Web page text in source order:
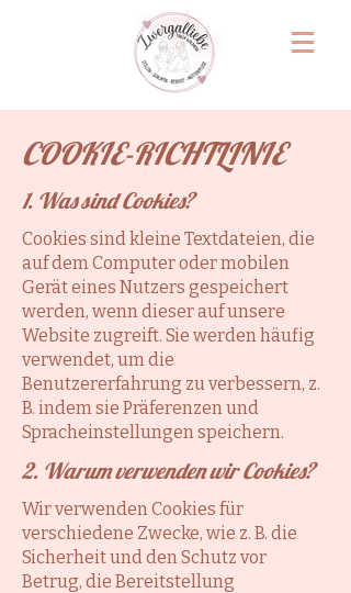
COOKIE-RICHTLINIE
1. Was sind Cookies?
Cookies sind kleine Textdateien, die
auf dem Computer oder mobilen
Gerät eines Nutzers gespeichert
werden, wenn dieser auf unsere
Website zugreift. Sie werden häufig
verwendet, um die
Benutzererfahrung zu verbessern, z.
B. indem sie Präferenzen und
Spracheinstellungen speichern.
2. Warum verwenden wir Cookies?
Wir verwenden Cookies für
verschiedene Zwecke, wie z. B. die
Sicherheit und den Schutz vor
Betrug, die Bereitstellung